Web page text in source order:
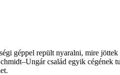
géppel repült nyaralni, mire
család egyik cégének